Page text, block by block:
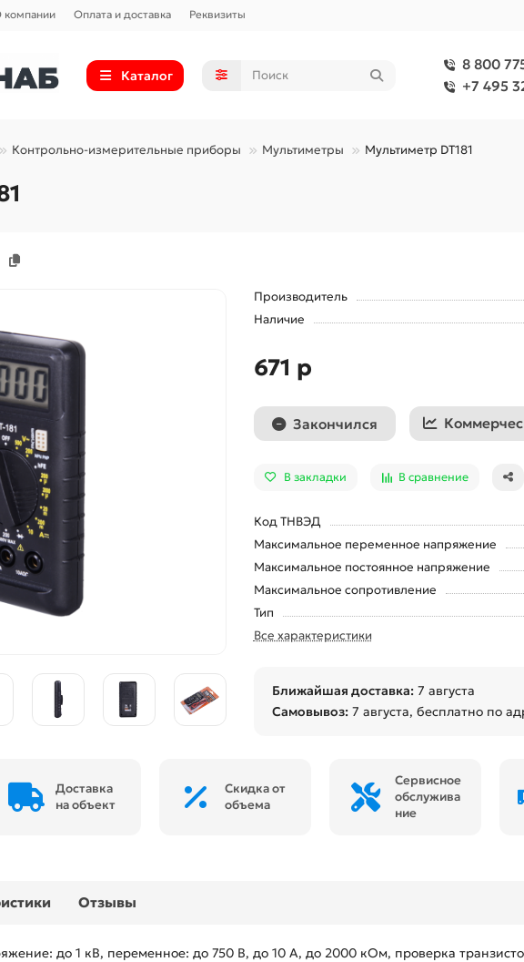
компании Оплата и доставка Реквизиты
Каталог
8 800
+7 495
Контрольно-измерительные приборы Мультиметры Мультиметр DT181
Производитель
Наличие
671 р
Закончился
В закладки В сравнение
Код ТНВЭД
Максимальное переменное напряжение
Максимальное постоянное напряжение
Максимальное сопротивление
Тип
Все характеристики
Ближайшая доставка: 7 августа
Самовывоз: 7 августа, бесплатно по
Доставка
на объект
Скидка от
объема
Сервисное
обслужива
ние
Отзывы
до 1 кВ, переменное: до 750 В, до 10 А, до 2000 кОм, проверка